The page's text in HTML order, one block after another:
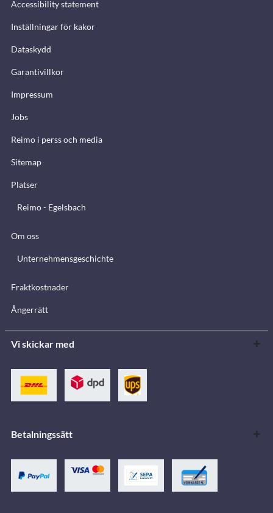
Accessibility statement
Inställningar för kakor
Dataskydd
Garantivillkor
Impressum
Jobs
Reimo i perss och media
Sitemap
Platser
Reimo - Egelsbach
Om oss
Unternehmensgeschichte
Fraktkostnader
Ångerrätt
Vi skickar med
Betalningssätt